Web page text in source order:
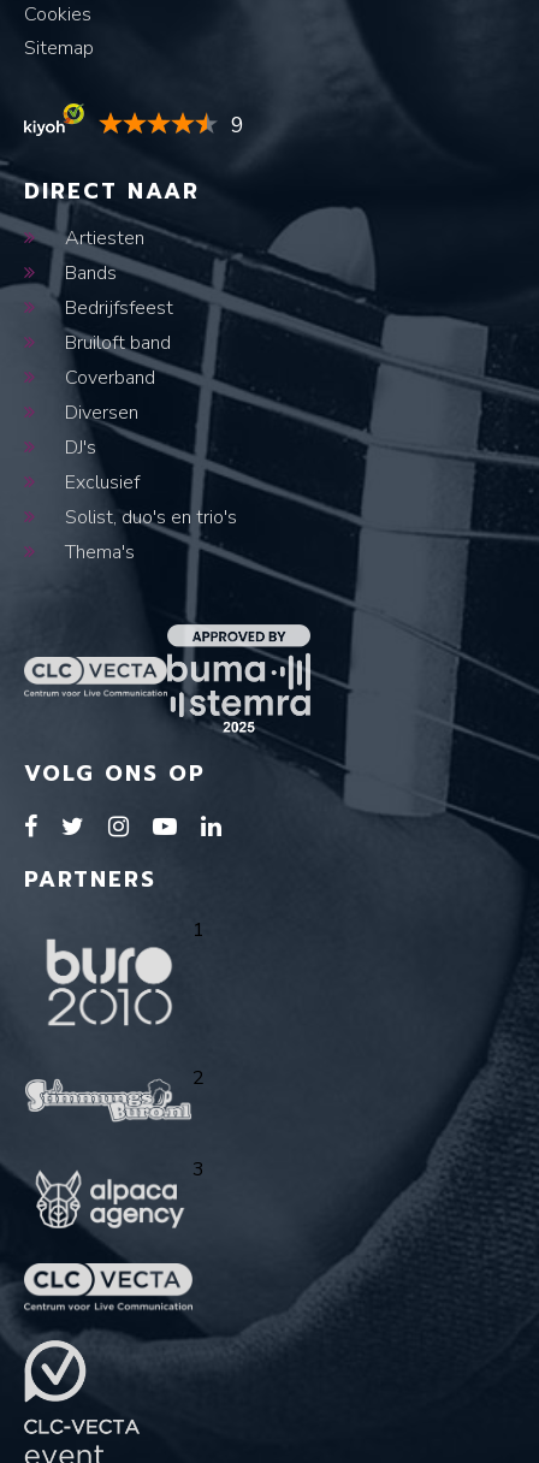
Cookies
Sitemap
9
DIRECT NAAR
Artiesten
Bands
Bedrijfsfeest
Bruiloft band
Coverband
Diversen
DJ's
Exclusief
Solist, duo's en trio's
Thema's
VOLG ONS OP
PARTNERS
1
2
3